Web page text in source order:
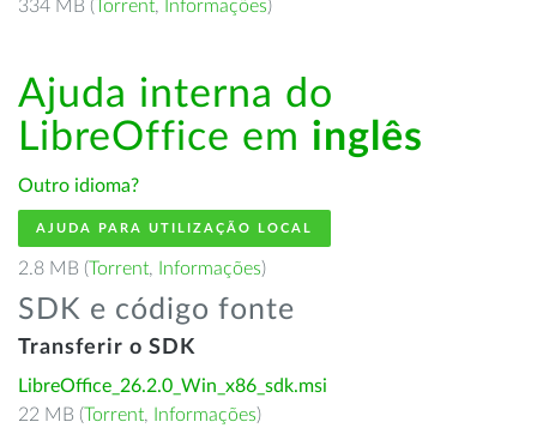
334 MB (Torrent, Informações)
Ajuda interna do
LibreOffice em inglês
Outro idioma?
AJUDA PARA UTILIZAÇÃO LOCAL
2.8 MB (Torrent, Informações)
SDK e código fonte
Transferir o SDK
LibreOffice_26.2.0_Win_x86_sdk.msi
22 MB (Torrent, Informações)